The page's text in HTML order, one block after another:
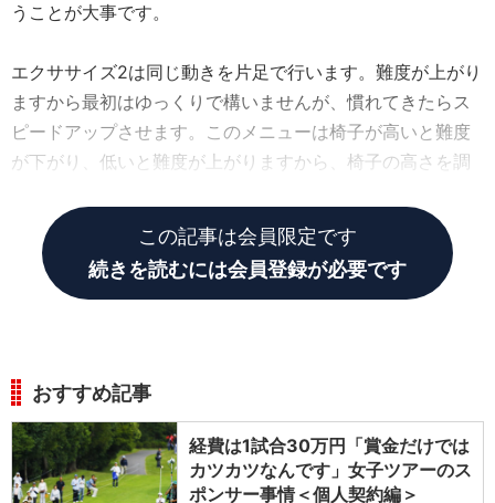
うことが大事です。
エクササイズ2は同じ動きを片足で行います。難度が上がり
ますから最初はゆっくりで構いませんが、慣れてきたらス
ピードアップさせます。このメニューは椅子が高いと難度
が下がり、低いと難度が上がりますから、椅子の高さを調
この記事は会員限定です
続きを読むには会員登録が必要です
おすすめ記事
経費は1試合30万円「賞金だけでは
カツカツなんです」女子ツアーのス
ポンサー事情＜個人契約編＞